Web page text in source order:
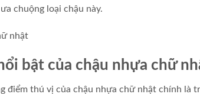
chuộng loại chậu này.
bật của chậu nhựa chữ
điểm thú vị của chậu nhựa chữ nhật chính là